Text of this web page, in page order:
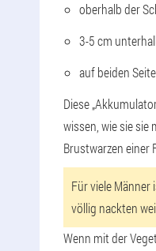
oberhalb der
3-5 cm
auf beiden
Diese
wissen, wie sie
Brustwarzen einer
Für viele
völlig nackten
Wenn mit der